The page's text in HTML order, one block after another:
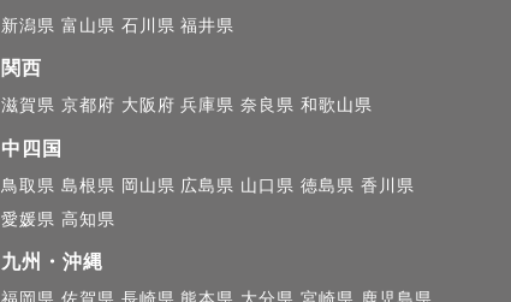
新潟県 富山県 石川県 福井県
関西
滋賀県 京都府 大阪府 兵庫県 奈良県 和歌山県
中四国
鳥取県 島根県 岡山県 広島県 山口県 徳島県 香川県
愛媛県 高知県
九州・沖縄